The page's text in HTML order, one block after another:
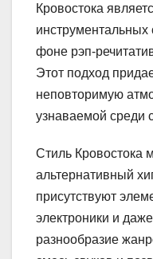
Кровостока
инструментальных
фоне рэп-
Этот подход
неповторимую
узнаваемой среди
Стиль Кровостока
альтернативный
присутствуют
электроники и
разнообразие